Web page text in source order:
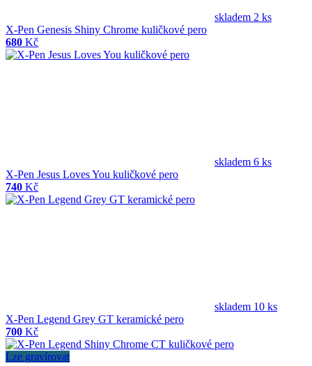
skladem 2 ks
X-Pen Genesis Shiny Chrome kuličkové pero
680 Kč
skladem 6 ks
X-Pen Jesus Loves You kuličkové pero
740 Kč
skladem 10 ks
X-Pen Legend Grey GT keramické pero
700 Kč
Lze gravírovat